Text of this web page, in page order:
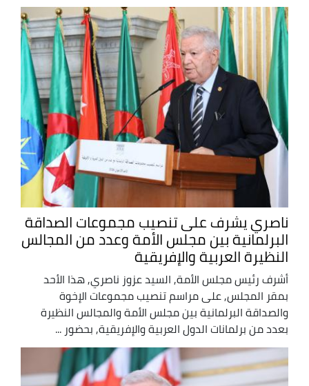
ناصري يشرف على تنصيب مجموعات الصداقة
البرلمانية بين مجلس الأمة وعدد من المجالس
النظيرة العربية والإفريقية
أشرف رئيس مجلس الأمة, السيد عزوز ناصري, هذا الأحد
بمقر المجلس, على مراسم تنصيب مجموعات الإخوة
والصداقة البرلمانية بين مجلس الأمة والمجالس النظيرة
بعدد من برلمانات الدول العربية والإفريقية, بحضور ...